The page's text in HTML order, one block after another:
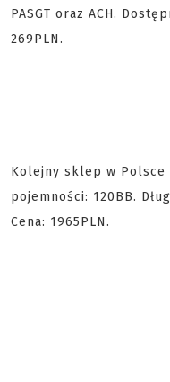
PASGT oraz ACH.
269PLN.
Kolejny sklep w Polsce
pojemności: 120BB.
Cena: 1965PLN.